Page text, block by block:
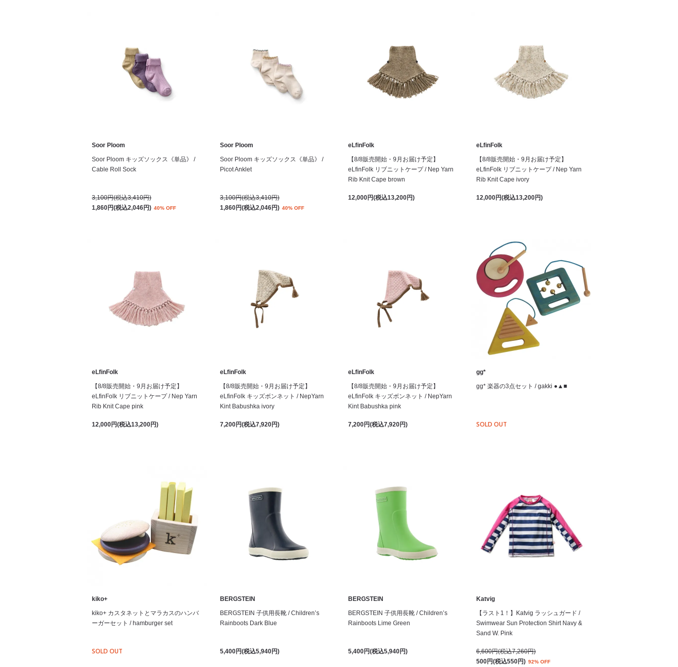
Soor Ploom
Soor Ploom キッズソックス《単品》 /
Cable Roll Sock
3,100円(税込3,410円)
1,860円(税込2,046円) 40% OFF
Soor Ploom
Soor Ploom キッズソックス《単品》 /
Picot Anklet
3,100円(税込3,410円)
1,860円(税込2,046円) 40% OFF
eLfinFolk
【8/8販売開始・9月お届け予定】
eLfinFolk リブニットケープ / Nep Yarn
Rib Knit Cape brown
12,000円(税込13,200円)
eLfinFolk
【8/8販売開始・9月お届け予定】
eLfinFolk リブニットケープ / Nep Yarn
Rib Knit Cape ivory
12,000円(税込13,200円)
eLfinFolk
【8/8販売開始・9月お届け予定】
eLfinFolk リブニットケープ / Nep Yarn
Rib Knit Cape pink
12,000円(税込13,200円)
eLfinFolk
【8/8販売開始・9月お届け予定】
eLfinFolk キッズボンネット / NepYarn
Kint Babushka ivory
7,200円(税込7,920円)
eLfinFolk
【8/8販売開始・9月お届け予定】
eLfinFolk キッズボンネット / NepYarn
Kint Babushka pink
7,200円(税込7,920円)
gg*
gg* 楽器の3点セット / gakki ●▲■
SOLD OUT
kiko+
kiko+ カスタネットとマラカスのハンバ
ーガーセット / hamburger set
SOLD OUT
BERGSTEIN
BERGSTEIN 子供用長靴 / Children’s
Rainboots Dark Blue
5,400円(税込5,940円)
BERGSTEIN
BERGSTEIN 子供用長靴 / Children’s
Rainboots Lime Green
5,400円(税込5,940円)
Katvig
【ラスト1！】Katvig ラッシュガード /
Swimwear Sun Protection Shirt Navy &
Sand W. Pink
6,600円(税込7,260円)
500円(税込550円) 92% OFF